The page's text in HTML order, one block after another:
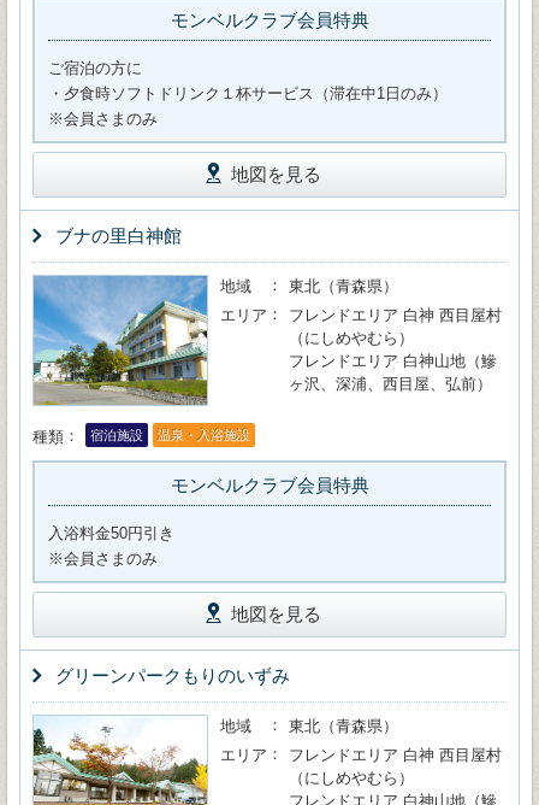
モンベルクラブ会員特典
ご宿泊の方に
・夕食時ソフトドリンク１杯サービス（滞在中1日のみ）
※会員さまのみ
地図を見る
ブナの里白神館
地域
東北（青森県）
エリア
フレンドエリア 白神 西目屋村
（にしめやむら）
フレンドエリア 白神山地（鰺
ヶ沢、深浦、西目屋、弘前）
種類 宿泊施設 温泉・入浴施設
モンベルクラブ会員特典
入浴料金50円引き
※会員さまのみ
地図を見る
グリーンパークもりのいずみ
地域
東北（青森県）
エリア
フレンドエリア 白神 西目屋村
（にしめやむら）
フレンドエリア 白神山地（鰺